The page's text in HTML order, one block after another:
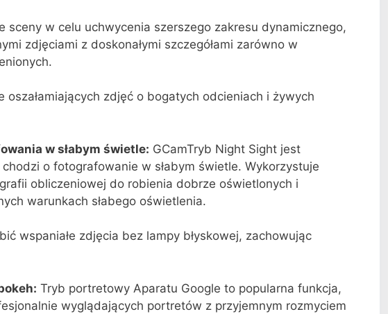
sceny w celu uchwycenia szerszego zakresu dynamicznego,
zdjęciami z doskonałymi szczegółami zarówno w
oszałamiających zdjęć o bogatych odcieniach i żywych
w słabym świetle: GCamTryb Night Sight jest
o fotografowanie w słabym świetle. Wykorzystuje
obliczeniowej do robienia dobrze oświetlonych i
warunkach słabego oświetlenia.
wspaniałe zdjęcia bez lampy błyskowej, zachowując
Tryb portretowy Aparatu Google to popularna funkcja,
wyglądających portretów z przyjemnym rozmyciem